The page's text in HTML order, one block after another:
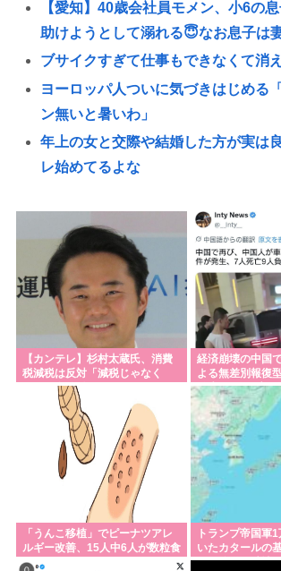
【愛知】40歳会社員モメン、小6の息
助けようとして溺れる😇なお息子は
ブサイクすぎて仕事もできなくて消
ヨーロッパ人ついに気づきはじめる
ン無いと暑いわ」
年上の女と交際や結婚した方が実は
レ始めてるよな
と思うよ。西日本の原発にミサイル
い」
【謎】高市早苗の「高市」と「早苗
だと戦慄が走る
刃物持ってたら警察に殺される日本
パさん「難民を追い返す。そんな国
管法強行抗議！」
Z世代「長野県に行ったことがない。
に行く意味ある？」←これ
8大、もう存在しないモノ「天然痘」
ド」「日本社会党」「コンパイル」
ャスコ」「共立薬科大学」
【ラグビー】日本代表、歴史的初勝
ストラリアに逆転負け 8戦全敗
【カンテレ】杉村太蔵氏、消費
税減税は反対「減税じゃなく
て、現金給付を」
経済崩壊の中国
よる無差別報復
発生、7人死亡9
「うんこ移植」でピーナツアレ
ルギー改善、15人中6人が数粒食
べられるように
トランプ帝国軍
いたカタールの
とも簡単に破壊